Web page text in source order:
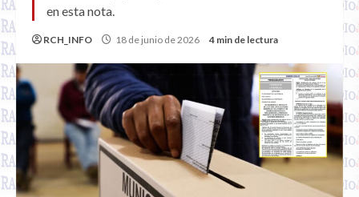
en esta nota.
RCH_INFO 18 de junio de 2026 4 min de lectura